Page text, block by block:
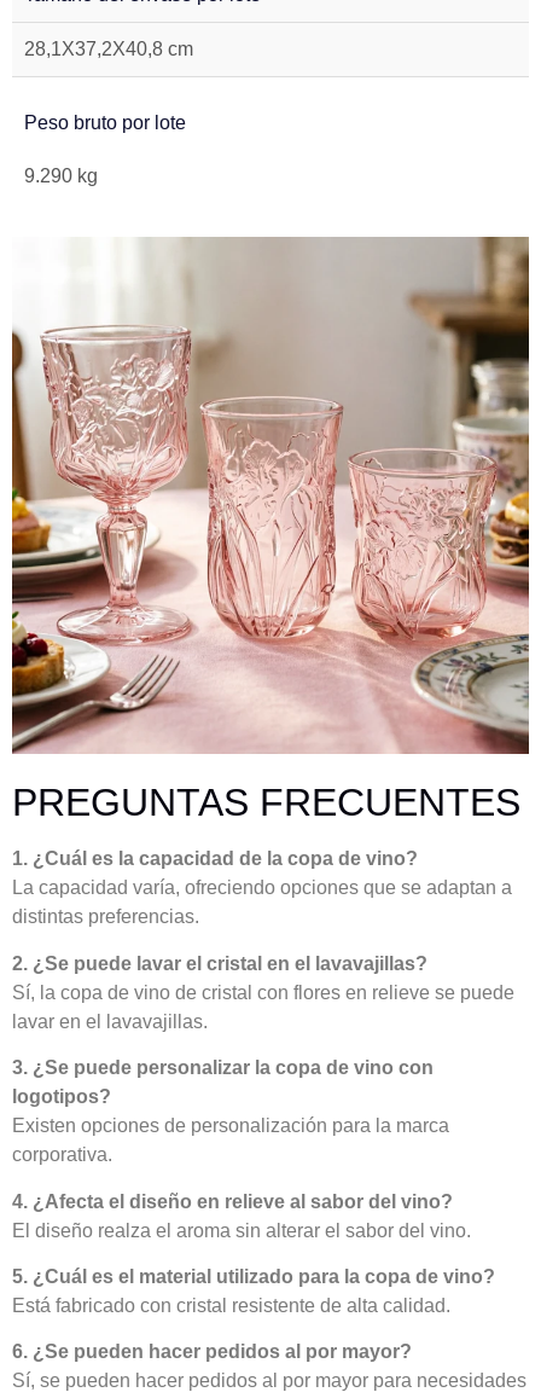
28,1X37,2X40,8 cm
Peso bruto por lote
9.290 kg
PREGUNTAS FRECUENTES
1. ¿Cuál es la capacidad de la copa de vino?
La capacidad varía, ofreciendo opciones que se adaptan a
distintas preferencias.
2. ¿Se puede lavar el cristal en el lavavajillas?
Sí, la copa de vino de cristal con flores en relieve se puede
lavar en el lavavajillas.
3. ¿Se puede personalizar la copa de vino con
logotipos?
Existen opciones de personalización para la marca
corporativa.
4. ¿Afecta el diseño en relieve al sabor del vino?
El diseño realza el aroma sin alterar el sabor del vino.
5. ¿Cuál es el material utilizado para la copa de vino?
Está fabricado con cristal resistente de alta calidad.
6. ¿Se pueden hacer pedidos al por mayor?
Sí, se pueden hacer pedidos al por mayor para necesidades